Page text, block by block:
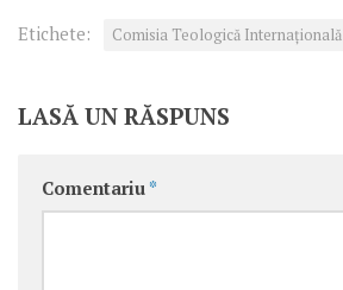
Etichete: Comisia Teologică Internațională
LASĂ UN RĂSPUNS
Comentariu *